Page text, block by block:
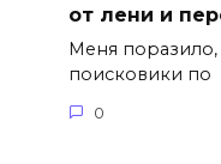
от лени и
Меня
поисковики по
0